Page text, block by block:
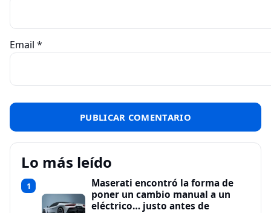
Email *
Lo más leído
1
Maserati encontró la forma de
poner un cambio manual a un
eléctrico… justo antes de